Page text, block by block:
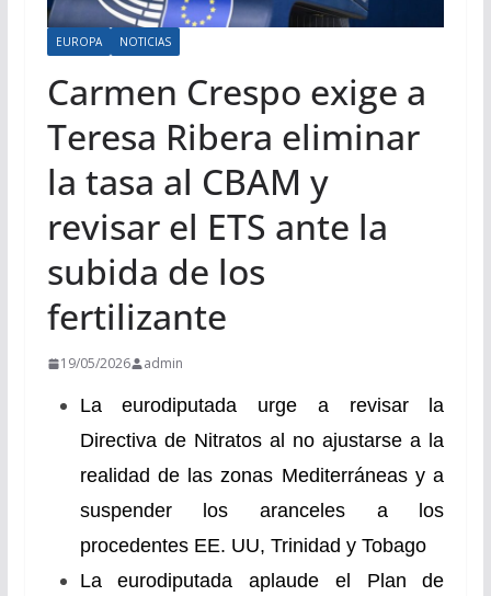
EUROPA NOTICIAS
Carmen Crespo exige a
Teresa Ribera eliminar
la tasa al CBAM y
revisar el ETS ante la
subida de los
fertilizante
19/05/2026 admin
La eurodiputada urge a revisar la
Directiva de Nitratos al no ajustarse a la
realidad de las zonas Mediterráneas y a
suspender los aranceles a los
procedentes EE. UU, Trinidad y Tobago
La eurodiputada aplaude el Plan de